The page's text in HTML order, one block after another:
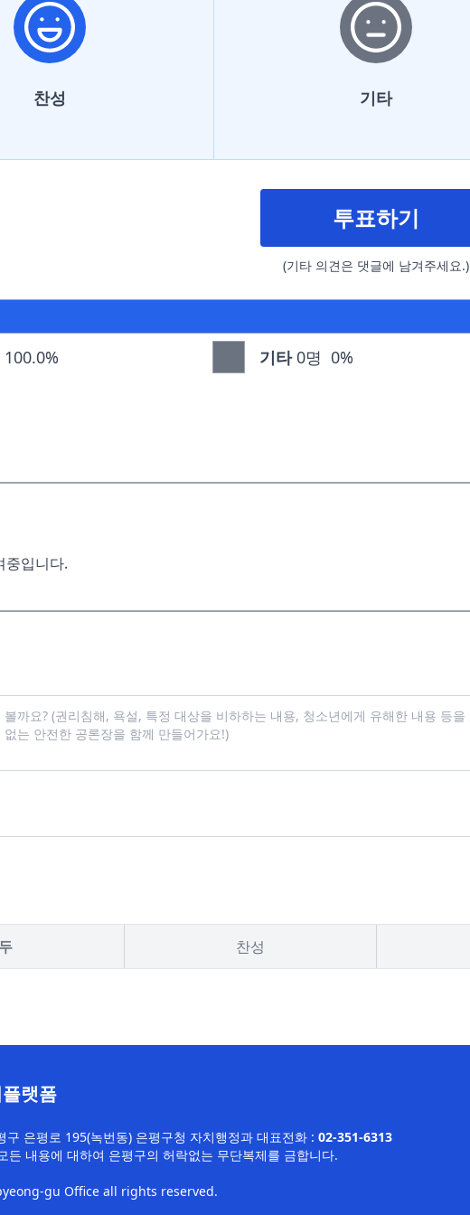
찬성 기타
투표하기
(기타 의견은 댓글에 남겨주세요.)
100.0% 기타 0명 0%
중입니다.
찬성
랫폼
구 은평로 195(녹번동) 은평구청 자치행정과 대표전화 : 02-351-6313
든 내용에 대하여 은평구의 허락없는 무단복제를 금합니다.
gu Office all rights reserved.